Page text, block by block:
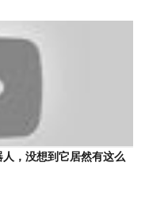
人，没想到它居然有这么